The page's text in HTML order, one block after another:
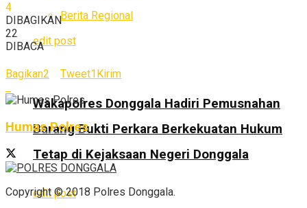
Berita Regional
edit post
Wakapolres Donggala Hadiri Pemusnahan
Barang Bukti Perkara Berkekuatan Hukum
Tetap di Kejaksaan Negeri Donggala
edit post
4
DIBAGIKAN
22
DIBACA
Bagikan2 Tweet1 Kirim
Humas Polres
Copyright © 2018 Polres Donggala.